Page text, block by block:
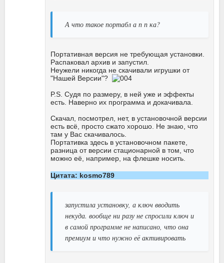
А что такое портабл а п п ка?
Портативная версия не требующая установки.
Распаковал архив и запустил.
Неужели никогда не скачивали игрушки от
"Нашей Версии"?
P.S. Судя по размеру, в ней уже и эффекты
есть. Наверно их программа и докачивала.
Скачал, посмотрел, нет, в установочной версии
есть всё, просто сжато хорошо. Не знаю, что
там у Вас скачивалось.
Портативка здесь в установочном пакете,
разница от версии стационарной в том, что
можно её, например, на флешке носить.
Цитата: kosmo789
запустила установку, а ключ вводить
некуда. вообще ни разу не спросили ключ и
в самой программе не написано, что она
премиум и что нужно её активировать